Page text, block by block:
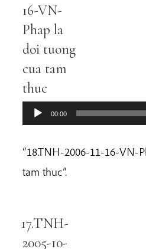
16-VN-
Phap la
doi tuong
cua tam
thuc
00:00
“18.TNH-2006-11-16-
tam thuc”.
17.TNH-
2005-10-